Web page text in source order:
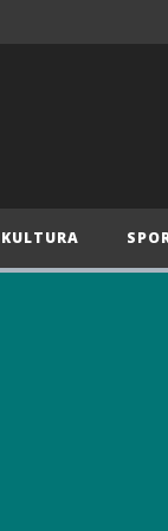
KULTURA